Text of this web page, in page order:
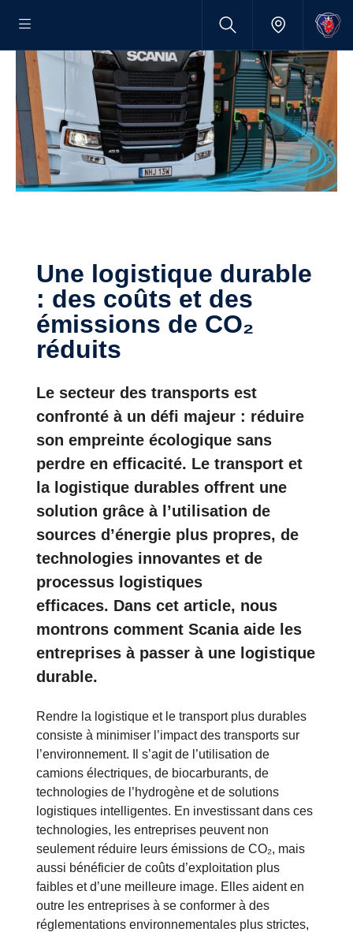
Une logistique durable
: des coûts et des
émissions de CO₂
réduits
Le secteur des transports est
confronté à un défi majeur : réduire
son empreinte écologique sans
perdre en efficacité. Le transport et
la logistique durables offrent une
solution grâce à l’utilisation de
sources d’énergie plus propres, de
technologies innovantes et de
processus logistiques
efficaces. Dans cet article, nous
montrons comment Scania aide les
entreprises à passer à une logistique
durable.
Rendre la logistique et le transport plus durables
consiste à minimiser l’impact des transports sur
l’environnement. Il s’agit de l’utilisation de
camions électriques, de biocarburants, de
technologies de l’hydrogène et de solutions
logistiques intelligentes. En investissant dans ces
technologies, les entreprises peuvent non
seulement réduire leurs émissions de CO₂, mais
aussi bénéficier de coûts d’exploitation plus
faibles et d’une meilleure image. Elles aident en
outre les entreprises à se conformer à des
réglementations environnementales plus strictes,